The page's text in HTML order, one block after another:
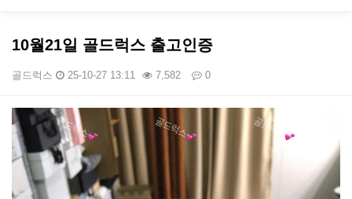
10월21일 골드럭스 출고인증
골드럭스 25-10-27 13:11 7,582 0
본문